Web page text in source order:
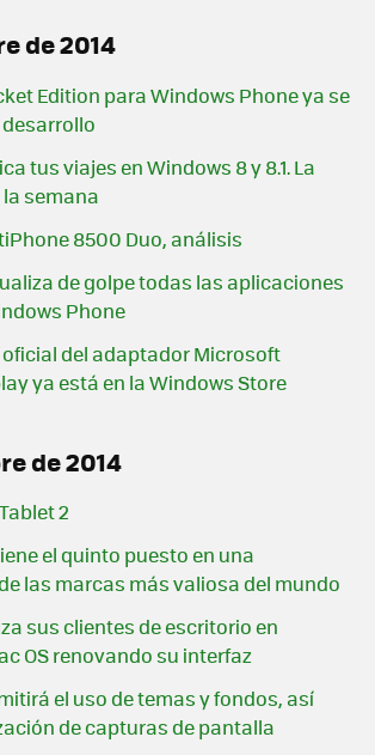
de 2014
Edition para Windows Phone ya se
tus viajes en Windows 8 y 8.1. La
semana
8500 Duo, análisis
de golpe todas las aplicaciones
Phone
del adaptador Microsoft
ya está en la Windows Store
de 2014
2
el quinto puesto en una
las marcas más valiosa del mundo
sus clientes de escritorio en
OS renovando su interfaz
el uso de temas y fondos, así
de capturas de pantalla